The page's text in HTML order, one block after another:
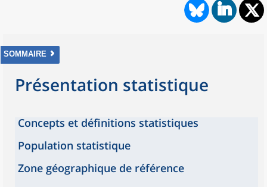
SOMMAIRE
Présentation statistique
Concepts et définitions statistiques
Population statistique
Zone géographique de référence